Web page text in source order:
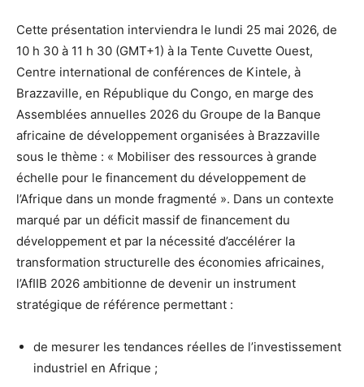
Cette présentation interviendra le lundi 25 mai 2026, de
10 h 30 à 11 h 30 (GMT+1) à la Tente Cuvette Ouest,
Centre international de conférences de Kintele, à
Brazzaville, en République du Congo, en marge des
Assemblées annuelles 2026 du Groupe de la Banque
africaine de développement organisées à Brazzaville
sous le thème : « Mobiliser des ressources à grande
échelle pour le financement du développement de
l’Afrique dans un monde fragmenté ». Dans un contexte
marqué par un déficit massif de financement du
développement et par la nécessité d’accélérer la
transformation structurelle des économies africaines,
l’AfIIB 2026 ambitionne de devenir un instrument
stratégique de référence permettant :
de mesurer les tendances réelles de l’investissement
industriel en Afrique ;